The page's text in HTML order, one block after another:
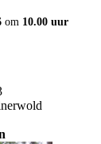
om 10.00 uur